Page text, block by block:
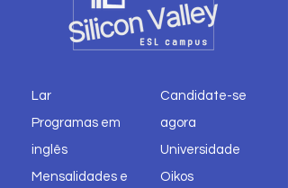
Lar
Programas em
inglês
Mensalidades e
Candidate-se
agora
Universidade
Oikos